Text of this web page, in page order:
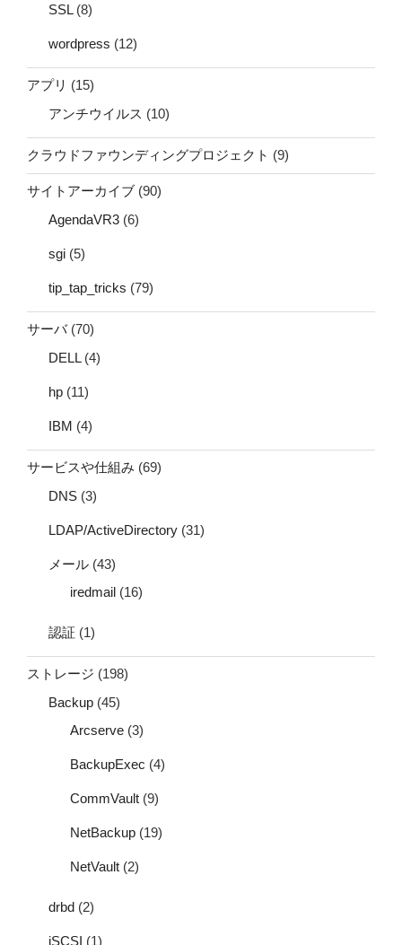
SSL(8)
wordpress (12)
アプリ (15)
アンチウイルス (10)
クラウドファウンディングプロジェクト (9)
サイトアーカイブ (90)
AgendaVR3 (6)
sgi (5)
tip_tap_tricks (79)
サーバ(70)
DELL(4)
hp (11)
IBM (4)
サービスや仕組み (69)
DNS (3)
LDAP/ActiveDirectory (31)
メール (43)
iredmail (16)
認証 (1)
ストレージ (198)
Backup (45)
Arcserve (3)
BackupExec (4)
CommVault (9)
NetBackup (19)
NetVault (2)
drbd (2)
iSCSI (1)